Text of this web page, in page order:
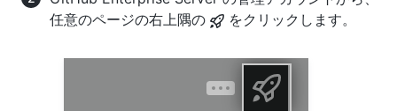
任意のページの右上隅の
をクリックします。